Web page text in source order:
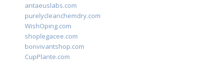
antaeuslabs.com
purelycleanchemdry.com
WishOping.com
shoplegacee.com
bonvivantshop.com
CupPlante.com